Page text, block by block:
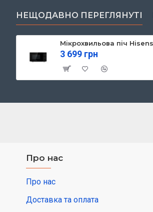
НЕЩОДАВНО ПЕРЕГЛЯНУТІ
3 699 грн
Про нас
Про нас
Доставка та оплата